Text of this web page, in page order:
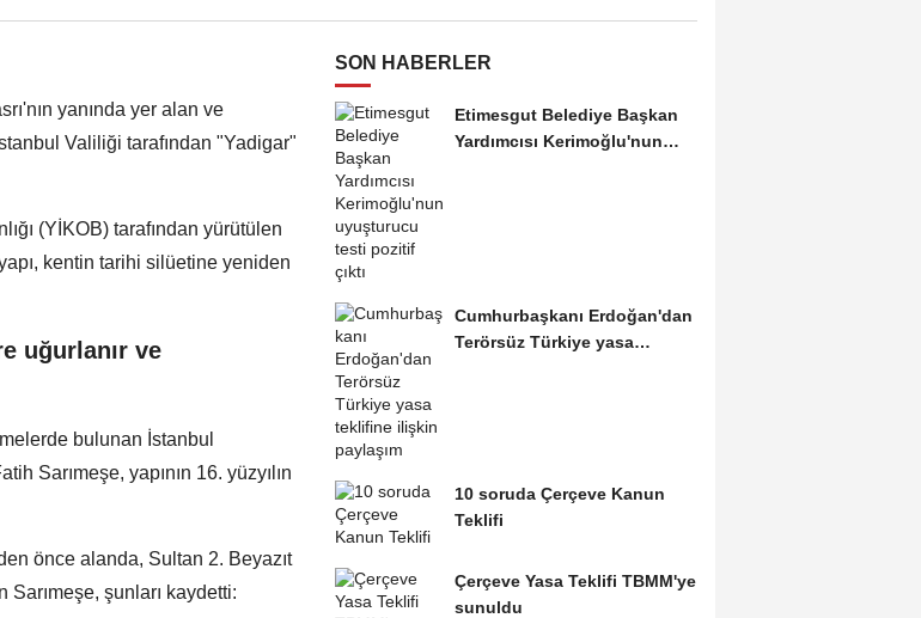
yanında yer alan ve
Valiliği tarafından "Yadigar"
(YİKOB) tarafından yürütülen
kentin tarihi silüetine yeniden
uğurlanır ve
bulunan İstanbul
Sarımeşe, yapının 16. yüzyılın
önce alanda, Sultan 2. Beyazıt
şunları kaydetti:
SON HABERLER
Etimesgut Belediye Başkan
Yardımcısı Kerimoğlu'nun
Cumhurbaşkanı Erdoğan'dan
Terörsüz Türkiye yasa
10 soruda Çerçeve Kanun
Teklifi
Çerçeve Yasa Teklifi TBMM'ye
sunuldu